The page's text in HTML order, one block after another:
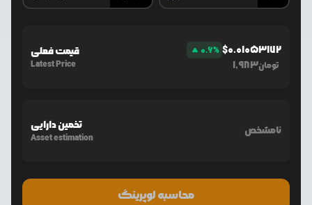
قیمت فعلی
Latest Price
0.6% $0.01053172
1,983تومان
تخمین دارایی
Asset estimation
نامشخص
محاسبه لوپرینگ